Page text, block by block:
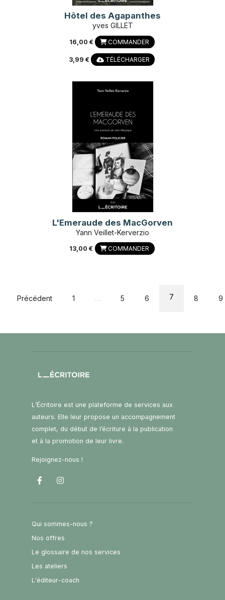
Hôtel des Agapanthes
yves GILLET
16,00 € COMMANDER
3,99 € TÉLÉCHARGER
L'Emeraude des MacGorven
Yann Veillet-Kerverzio
13,00 € COMMANDER
Précédent 1 … 5 6 7 8 9
L’Écritoire est une plateforme de services aux
auteurs. Elle leur propose un accompagnement
complet, du début de l’écriture à la publication
et à la promotion de leur livre.
Rejoignez-nous !
Qui sommes-nous ?
Nos offres
Le glossaire de nos services
Les ateliers
L'éditeur-coach